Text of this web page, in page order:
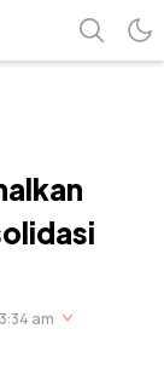
am